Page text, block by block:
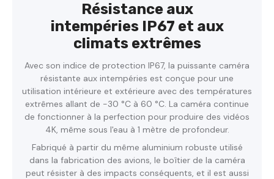
Résistance aux
intempéries IP67 et aux
climats extrêmes
Avec son indice de protection IP67, la puissante caméra
résistante aux intempéries est conçue pour une
utilisation intérieure et extérieure avec des températures
extrêmes allant de -30 °C à 60 °C. La caméra continue
de fonctionner à la perfection pour produire des vidéos
4K, même sous l'eau à 1 mètre de profondeur.
Fabriqué à partir du même aluminium robuste utilisé
dans la fabrication des avions, le boîtier de la caméra
peut résister à des impacts conséquents, et il est aussi